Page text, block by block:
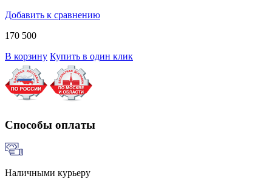
Добавить к сравнению
170 500
В корзину Купить в один клик
Способы оплаты
Наличными курьеру